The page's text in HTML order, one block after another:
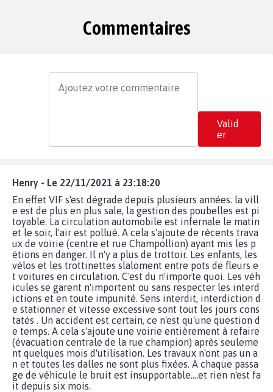
Commentaires
Valid
er
Henry - Le 22/11/2021 à 23:18:20
En effet VIF s'est dégrade depuis plusieurs années. la vill
e est de plus en plus sale, la gestion des poubelles est pi
toyable. La circulation automobile est infernale le matin
et le soir, l'air est pollué. A cela s'ajoute de récents trava
ux de voirie (centre et rue Champollion) ayant mis les p
étions en danger. Il n'y a plus de trottoir. Les enfants, les
vélos et les trottinettes slaloment entre pots de fleurs e
t voitures en circulation. C'est du n'importe quoi. Les véh
icules se garent n'importent ou sans respecter les interd
ictions et en toute impunité. Sens interdit, interdiction d
e stationner et vitesse excessive sont tout les jours cons
tatés . Un accident est certain, ce n'est qu'une question d
e temps. A cela s'ajoute une voirie entièrement à refaire
(évacuation centrale de la rue champion) après seuleme
nt quelques mois d'utilisation. Les travaux n'ont pas un a
n et toutes les dalles ne sont plus fixées. A chaque passa
ge de véhicule le bruit est insupportable....et rien n'est fa
it depuis six mois.